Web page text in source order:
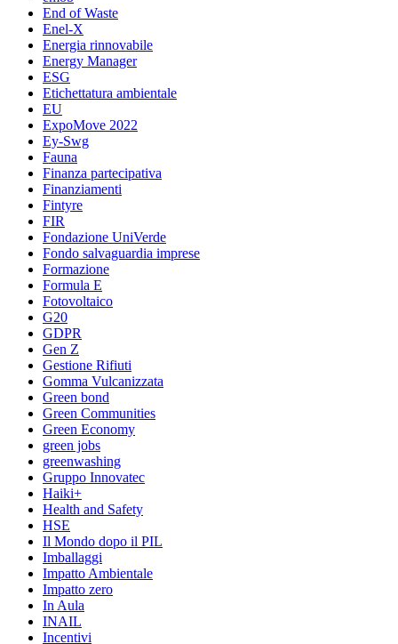
End of Waste
Enel-X
Energia rinnovabile
Energy Manager
ESG
Etichettatura ambientale
EU
ExpoMove 2022
Ey-Swg
Fauna
Finanza partecipativa
Finanziamenti
Fintyre
FIR
Fondazione UniVerde
Fondo salvaguardia imprese
Formazione
Formula E
Fotovoltaico
G20
GDPR
Gen Z
Gestione Rifiuti
Gomma Vulcanizzata
Green bond
Green Communities
Green Economy
green jobs
greenwashing
Gruppo Innovatec
Haiki+
Health and Safety
HSE
Il Mondo dopo il PIL
Imballaggi
Impatto Ambientale
Impatto zero
In Aula
INAIL
Incentivi